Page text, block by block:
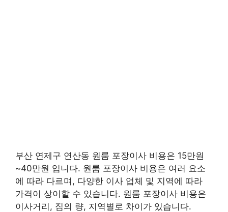
부산 연제구 연산동 원룸 포장이사 비용은 15만원
~40만원 입니다. 원룸 포장이사 비용은 여러 요소
에 따라 다르며, 다양한 이사 업체 및 지역에 따라
가격이 상이할 수 있습니다. 원룸 포장이사 비용은
이사거리, 짐의 량, 지역별로 차이가 있습니다.